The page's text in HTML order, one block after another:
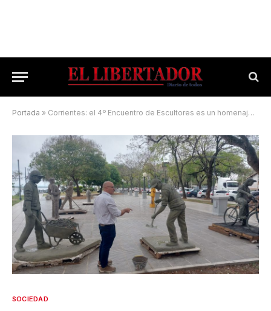
Portada » Corrientes: el 4º Encuentro de Escultores es un homenaje a los empleados municipales
SOCIEDAD